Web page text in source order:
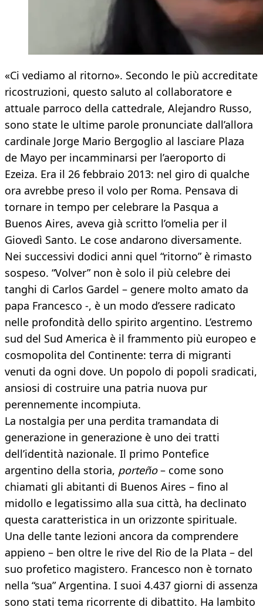
«Ci vediamo al ritorno». Secondo le più accreditate
ricostruzioni, questo saluto al collaboratore e
attuale parroco della cattedrale, Alejandro Russo,
sono state le ultime parole pronunciate dall’allora
cardinale Jorge Mario Bergoglio al lasciare Plaza
de Mayo per incamminarsi per l’aeroporto di
Ezeiza. Era il 26 febbraio 2013: nel giro di qualche
ora avrebbe preso il volo per Roma. Pensava di
tornare in tempo per celebrare la Pasqua a
Buenos Aires, aveva già scritto l’omelia per il
Giovedì Santo. Le cose andarono diversamente.
Nei successivi dodici anni quel “ritorno” è rimasto
sospeso. “Volver” non è solo il più celebre dei
tanghi di Carlos Gardel – genere molto amato da
papa Francesco -, è un modo d’essere radicato
nelle profondità dello spirito argentino. L’estremo
sud del Sud America è il frammento più europeo e
cosmopolita del Continente: terra di migranti
venuti da ogni dove. Un popolo di popoli sradicati,
ansiosi di costruire una patria nuova pur
perennemente incompiuta.
La nostalgia per una perdita tramandata di
generazione in generazione è uno dei tratti
dell’identità nazionale. Il primo Pontefice
argentino della storia, porteño– come sono
chiamati gli abitanti di Buenos Aires – fino al
midollo e legatissimo alla sua città, ha declinato
questa caratteristica in un orizzonte spirituale.
Una delle tante lezioni ancora da comprendere
appieno – ben oltre le rive del Rio de la Plata – del
suo profetico magistero. Francesco non è tornato
nella “sua” Argentina. I suoi 4.437 giorni di assenza
sono stati tema ricorrente di dibattito. Ha lambito